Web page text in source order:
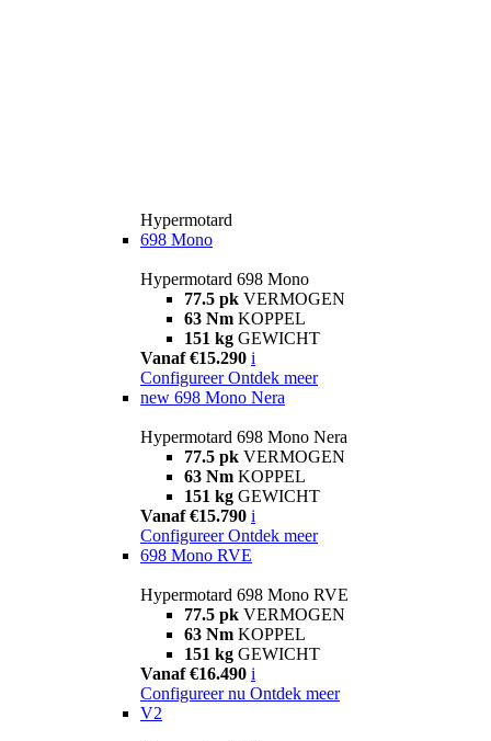
Hypermotard
698 Mono
Hypermotard 698 Mono
77.5 pk VERMOGEN
63 Nm KOPPEL
151 kg GEWICHT
Vanaf €15.290 i
Configureer Ontdek meer
new 698 Mono Nera
Hypermotard 698 Mono Nera
77.5 pk VERMOGEN
63 Nm KOPPEL
151 kg GEWICHT
Vanaf €15.790 i
Configureer Ontdek meer
698 Mono RVE
Hypermotard 698 Mono RVE
77.5 pk VERMOGEN
63 Nm KOPPEL
151 kg GEWICHT
Vanaf €16.490 i
Configureer nu Ontdek meer
V2